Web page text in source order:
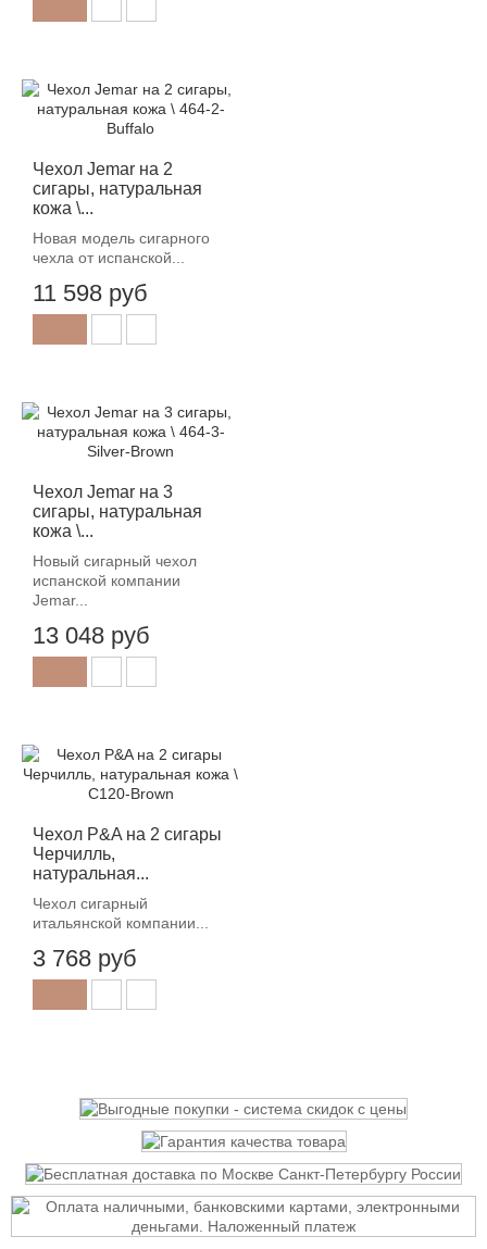
Чехол Jemar на 2
сигары, натуральная
кожа \...
Новая модель сигарного
чехла от испанской...
11 598 руб
Чехол Jemar на 3
сигары, натуральная
кожа \...
Новый сигарный чехол
испанской компании
Jemar...
13 048 руб
Чехол P&A на 2 сигары
Черчилль,
натуральная...
Чехол сигарный
итальянской компании...
3 768 руб